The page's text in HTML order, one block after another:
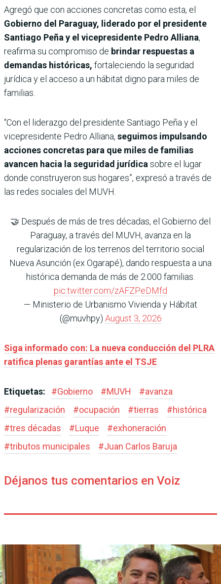
Agregó que con acciones concretas como esta, el
Gobierno del Paraguay, liderado por el presidente
Santiago Peña y el vicepresidente Pedro Alliana,
reafirma su compromiso de brindar respuestas a
demandas históricas, fortaleciendo la seguridad
jurídica y el acceso a un hábitat digno para miles de
familias.
“Con el liderazgo del presidente Santiago Peña y el
vicepresidente Pedro Alliana, seguimos impulsando
acciones concretas para que miles de familias
avancen hacia la seguridad jurídicasobre el lugar
donde construyeron sus hogares”, expresó a través de
las redes sociales del MUVH.
🤝 Después de más de tres décadas, el Gobierno del
Paraguay, a través del MUVH, avanza en la
regularización de los terrenos del territorio social
Nueva Asunción (ex Ogarapé), dando respuesta a una
histórica demanda de más de 2.000 familias.
pic.twitter.com/zAFZPeDMfd
— Ministerio de Urbanismo Vivienda y Hábitat
(@muvhpy) August 3, 2026
Siga informado con: La nueva conducción del PLRA
ratifica plenas garantías ante el TSJE
Etiquetas: #Gobierno #MUVH #avanza
#regularización #ocupación #tierras #histórica
#tres décadas #Luque #exhoneración
#tributos municipales #Juan Carlos Baruja
Déjanos tus comentarios en Voiz